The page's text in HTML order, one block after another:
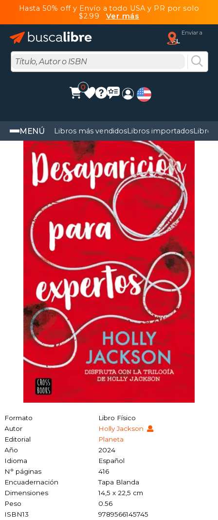
Hasta 50% off y Envío a todo USA y PR por solo
$2.99 Ver más
Enviar a
FL
0
MENÚ Libros más vendidosLibros importadosLibros
Formato
Libro Físico
Autor
Holly Jackson
Editorial
Planeta
Año
2024
Idioma
Español
N° páginas
416
Encuadernación
Tapa Blanda
Dimensiones
14,5 x 22,5 cm
Peso
0.56
ISBN13
9789566145745